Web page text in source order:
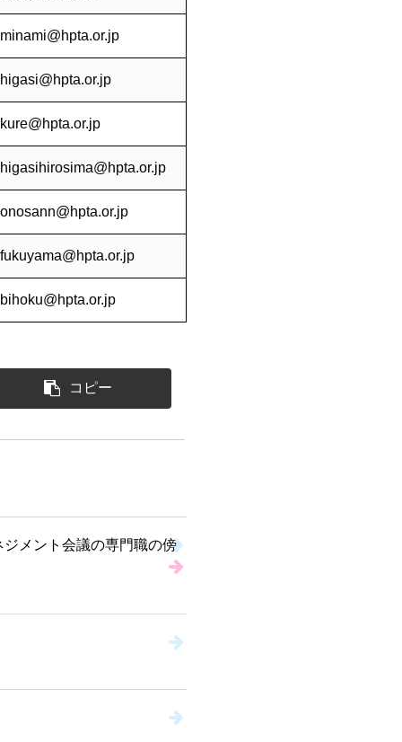
minami@hpta.or.jp
higasi@hpta.or.jp
kure@hpta.or.jp
higasihirosima@hpta.or.jp
onosann@hpta.or.jp
fukuyama@hpta.or.jp
bihoku@hpta.or.jp
コピー
メント会議の専門職の傍